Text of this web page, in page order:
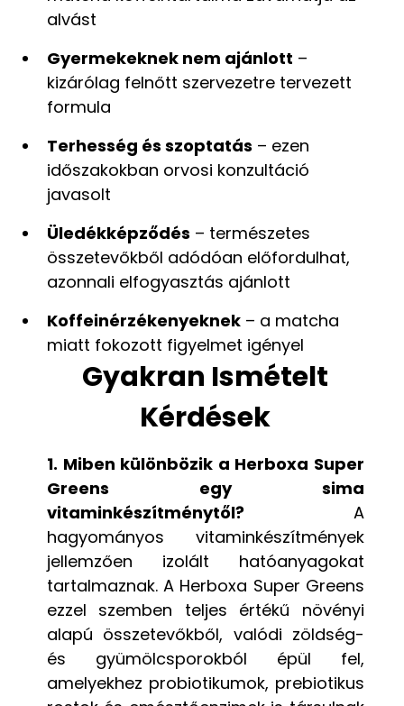
alvást
Gyermekeknek nem ajánlott –
kizárólag felnőtt szervezetre tervezett
formula
Terhesség és szoptatás – ezen
időszakokban orvosi konzultáció
javasolt
Üledékképződés – természetes
összetevőkből adódóan előfordulhat,
azonnali elfogyasztás ajánlott
Koffeinérzékenyeknek – a matcha
miatt fokozott figyelmet igényel
Gyakran Ismételt
Kérdések
1. Miben különbözik a Herboxa Super
Greens egy sima
vitaminkészítménytől? A
hagyományos vitaminkészítmények
jellemzően izolált hatóanyagokat
tartalmaznak. A Herboxa Super Greens
ezzel szemben teljes értékű növényi
alapú összetevőkből, valódi zöldség-
és gyümölcsporokból épül fel,
amelyekhez probiotikumok, prebiotikus